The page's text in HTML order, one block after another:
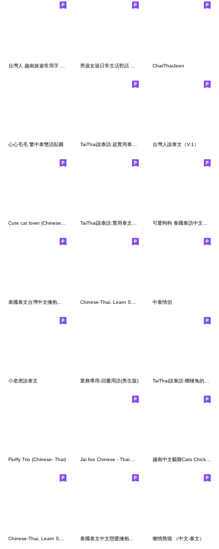
ChatThaiJeen
心心毛毛 繁中泰雙語貼圖 台灣人說泰文（V.1）
Cute cat lover (Chinese-Thai ver) TaiThai說泰語:實用泰文用語Vol.1 修正2版 可愛狗狗 泰國泰語中文雙語翻譯
中泰情侶
小老虎說泰文 業務專用-回覆用語(男生版) TaiThai說泰語:榴槤兔的泰文日常Vol.1
Fluffy Trio (Chinese- Thai) Jai foo Chinese - Thai Ver. 越南中文貓雞Cats Chicken THAI Việt Nam2
懶惰熊猫 （中文-泰文）